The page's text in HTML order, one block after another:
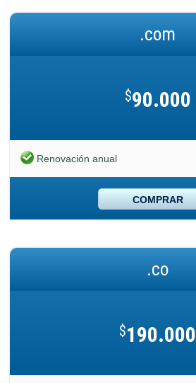
.com
$90.000
Renovación anual
COMPRAR
.co
$190.000